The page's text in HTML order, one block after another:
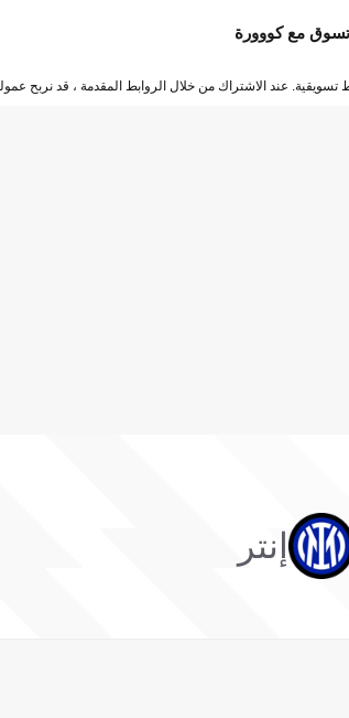
تسوق مع كووورة
عند الاشتراك من خلال الروابط المقدمة ، قد نربح
إنتر